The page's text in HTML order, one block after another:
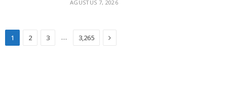
AGUSTUS 7, 2026
1 2 3 … 3,265 Next